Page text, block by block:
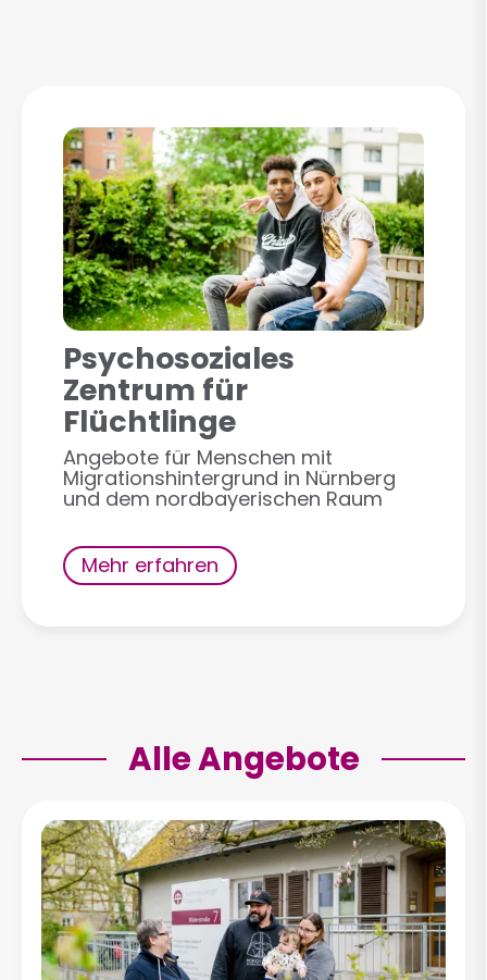
Psychosoziales
Zentrum für
Flüchtlinge
Angebote für Menschen mit
Migrationshintergrund in Nürnberg
und dem nordbayerischen Raum
Mehr erfahren
Alle Angebote